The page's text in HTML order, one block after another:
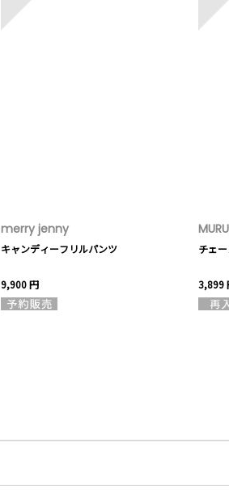
merry jenny
キャンディーフリルパンツ
9,900 円
チェ
3,899